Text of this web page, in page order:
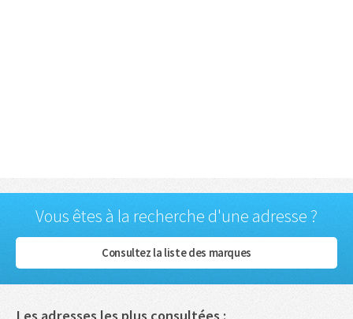
Vous êtes à la recherche d'une adresse ?
Consultez la liste des marques
Les adresses les plus consultées :